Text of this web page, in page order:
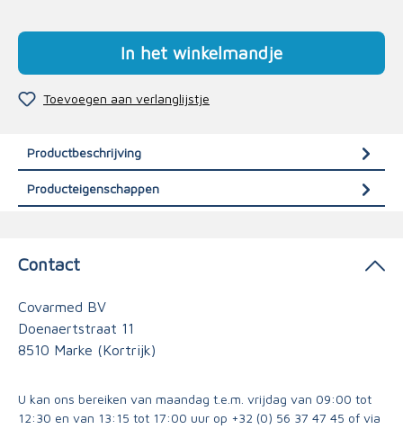
In het winkelmandje
Toevoegen aan verlanglijstje
Productbeschrijving
Producteigenschappen
Contact
Covarmed BV
Doenaertstraat 11
8510 Marke (Kortrijk)
U kan ons bereiken van maandag t.e.m. vrijdag van 09:00 tot
12:30 en van 13:15 tot 17:00 uur op +32 (0) 56 37 47 45 of via